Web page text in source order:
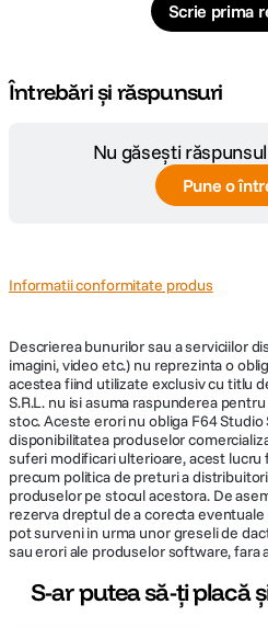
Cipul ultrarapid M3
ofera performante
Apple Intelligence. Cu un procesor
Engine, este de aproape doua ori mai
proiectat de Apple dispune de
Scrie prima
Întrebări și răspunsuri
Nu găsești
Pune o
Informatii conformitate produs
Descrierea bunurilor sau a serviciilor
imagini, video etc.) nu reprezinta o
acestea fiind utilizate exclusiv cu titlu
S.R.L. nu isi asuma raspunderea
stoc. Aceste erori nu obliga F64 Studio
disponibilitatea produselor
suferi modificari ulterioare, acest
precum politica de preturi a
produselor pe stocul acestora. De
rezerva dreptul de a corecta
pot surveni in urma unor greseli de
sau erori ale produselor software, fara
S-ar putea să-ți placă